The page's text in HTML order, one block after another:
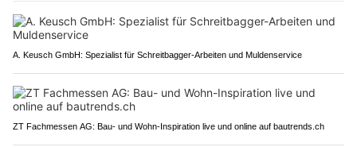
A. Keusch GmbH: Spezialist für Schreitbagger-Arbeiten und Muldenservice
ZT Fachmessen AG: Bau- und Wohn-Inspiration live und online auf bautrends.ch